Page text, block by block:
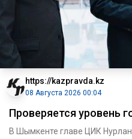
https://kazpravda.kz
08 Августа 2026 00:04
Проверяется уровень
В Шымкенте главе ЦИК